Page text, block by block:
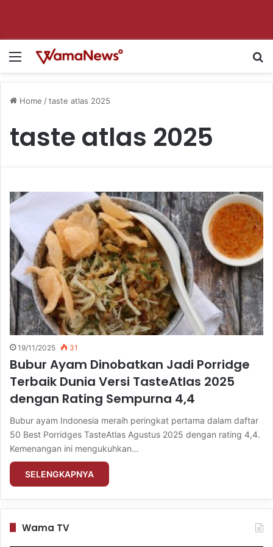
Menu
Home /taste atlas 2025
taste atlas 2025
19/11/2025 31
Bubur Ayam Dinobatkan Jadi Porridge
Terbaik Dunia Versi TasteAtlas 2025
dengan Rating Sempurna 4,4
Bubur ayam Indonesia meraih peringkat pertama dalam daftar
50 Best Porridges TasteAtlas Agustus 2025 dengan rating 4,4.
Kemenangan ini mengukuhkan…
SELENGKAPNYA
Wama TV